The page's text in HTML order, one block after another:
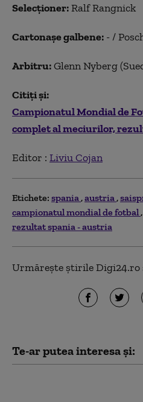
Selecționer:Ralf Rangnick
Cartonaşe galbene: - /
Arbitru:Glenn Nyberg
Citiți și:
Campionatul Mondial de
complet al meciurilor,
Editor : Liviu Cojan
Etichete: spania austria
campionatul mondial de fotbal
rezultat spania - austria
Urmărește știrile Digi24.ro
Te-ar putea interesa și: